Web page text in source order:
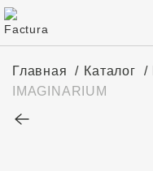
Главная Каталог
IMAGINARIUM